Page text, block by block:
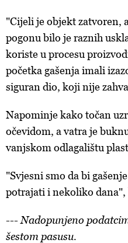
"Cijeli je objekt zatvoren,
pogonu bilo je raznih
koriste u procesu
početka gašenja imali
siguran dio, koji nije
Napominje kako točan
očevidom, a vatra je
vanjskom odlagalištu
"Svjesni smo da bi
potrajati i nekoliko dana",
--- Nadopunjeno
šestom pasusu.